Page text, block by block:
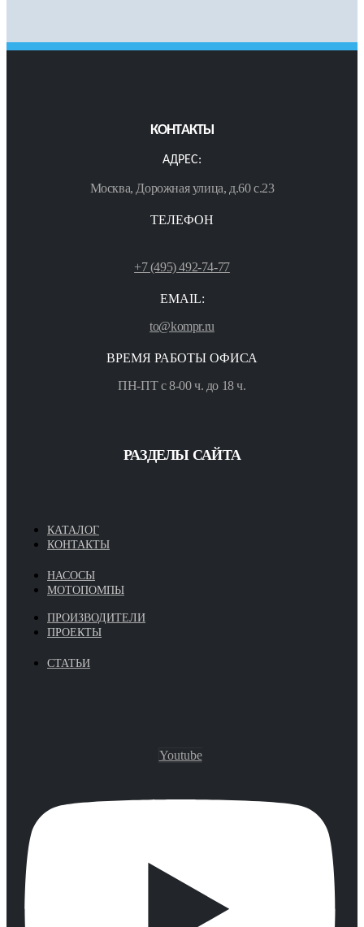
КОНТАКТЫ
АДРЕС:
Москва, Дорожная улица, д.60 с.23
ТЕЛЕФОН
+7 (495) 492-74-77
EMAIL:
to@kompr.ru
ВРЕМЯ РАБОТЫ ОФИСА
ПН-ПТ с 8-00 ч. до 18 ч.
РАЗДЕЛЫ САЙТА
КАТАЛОГ
КОНТАКТЫ
НАСОСЫ
МОТОПОМПЫ
ПРОИЗВОДИТЕЛИ
ПРОЕКТЫ
СТАТЬИ
Youtube